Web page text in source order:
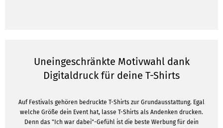
Uneingeschränkte Motivwahl dank
Digitaldruck für deine T-Shirts
Auf Festivals gehören bedruckte T-Shirts zur Grundausstattung. Egal
welche Größe dein Event hat, lasse T-Shirts als Andenken drucken.
Denn das "Ich war dabei"-Gefühl ist die beste Werbung für dein